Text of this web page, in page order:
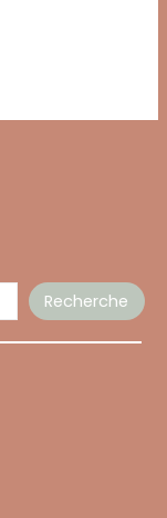
Recherche